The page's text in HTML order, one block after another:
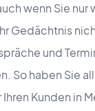
wenn Sie nur
Gedächtnis
und
So haben Sie
Kunden in